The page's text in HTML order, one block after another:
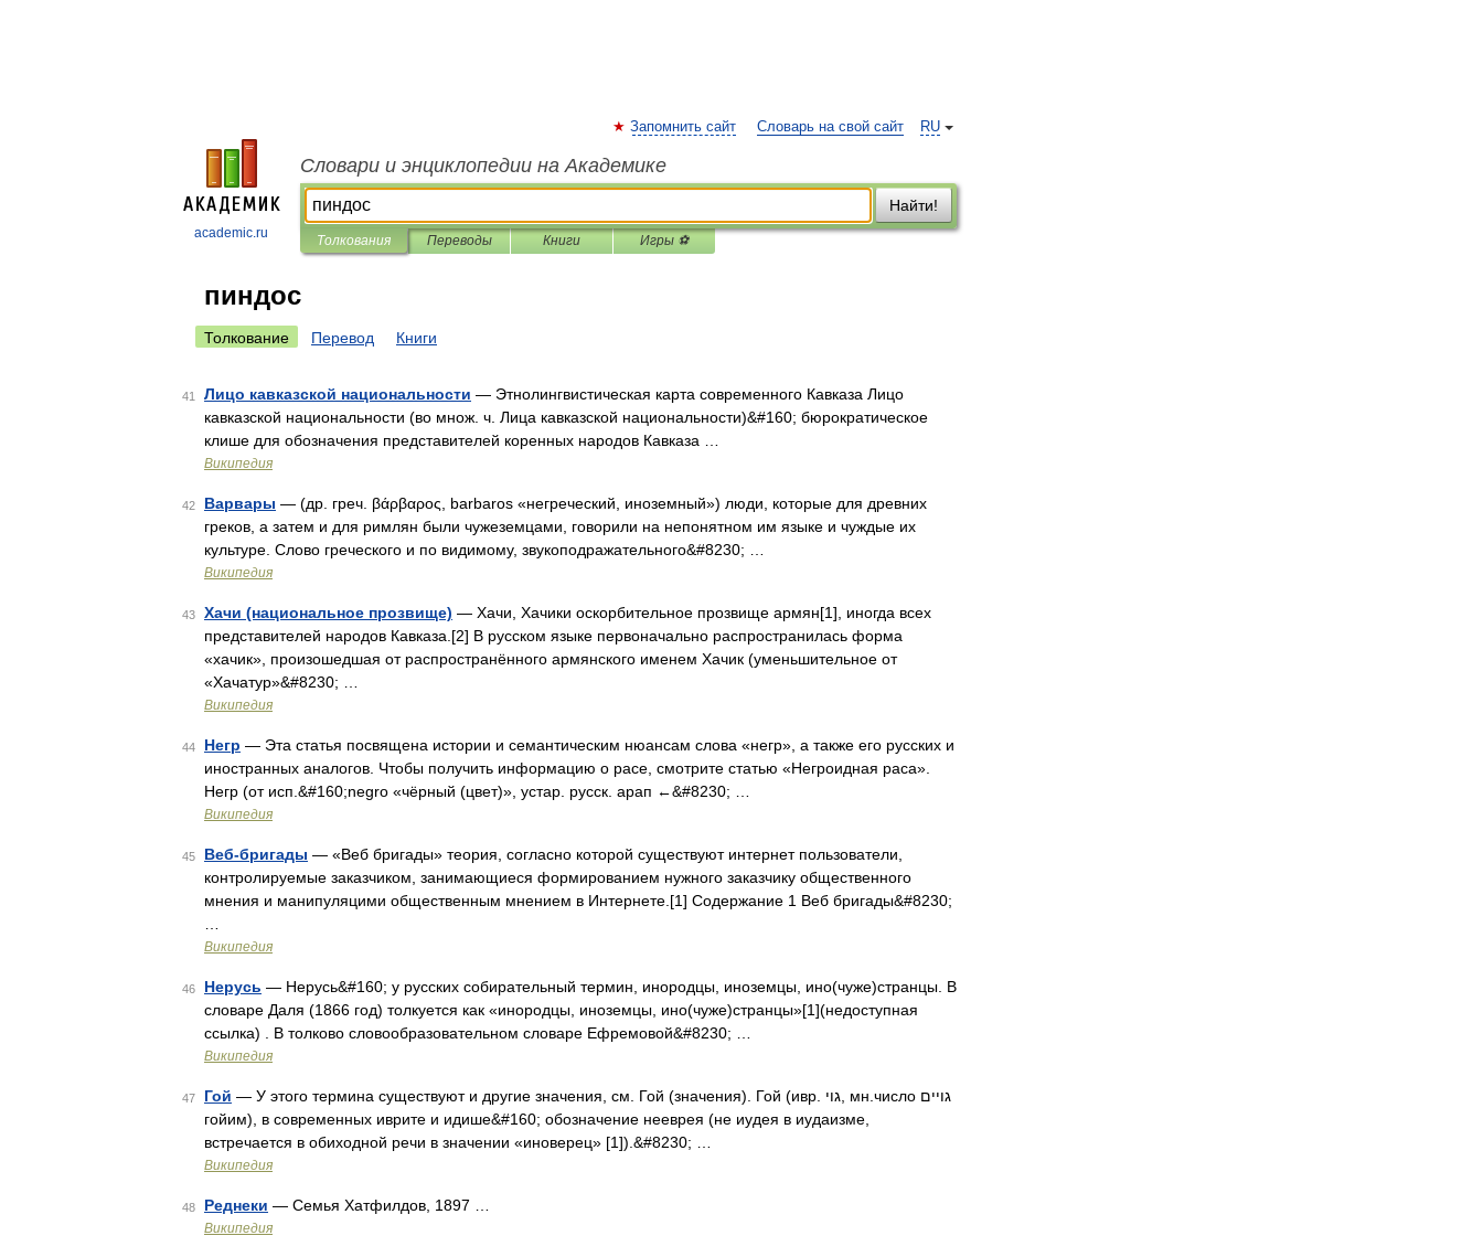
academic.ru
RU
Запомнить сайт Словарь на свой сайт
Словари и энциклопедии на Академике
Найти!
Толкования Переводы Книги Игры ⚽
пиндос
Толкование Перевод Книги
41 Лицо кавказской национальности — Этнолингвистическая карта современного Кавказа Лицо
кавказской национальности (во множ. ч. Лица кавказской национальности)&#160; бюрократическое
клише для обозначения представителей коренных народов Кавказа …
Википедия
42 Варвары — (др. греч. βάρβαρος, barbaros «негреческий, иноземный») люди, которые для древних
греков, а затем и для римлян были чужеземцами, говорили на непонятном им языке и чуждые их
культуре. Слово греческого и по видимому, звукоподражательного&#8230; …
Википедия
43 Хачи (национальное прозвище) — Хачи, Хачики оскорбительное прозвище армян[1], иногда всех
представителей народов Кавказа.[2] В русском языке первоначально распространилась форма
«хачик», произошедшая от распространённого армянского именем Хачик (уменьшительное от
«Хачатур»&#8230; …
Википедия
44 Негр — Эта статья посвящена истории и семантическим нюансам слова «негр», а также его русских и
иностранных аналогов. Чтобы получить информацию о расе, смотрите статью «Негроидная раса».
Негр (от исп.&#160;negro «чёрный (цвет)», устар. русск. арап ←&#8230; …
Википедия
45 Веб-бригады — «Веб бригады» теория, согласно которой существуют интернет пользователи,
контролируемые заказчиком, занимающиеся формированием нужного заказчику общественного
мнения и манипуляцими общественным мнением в Интернете.[1] Содержание 1 Веб бригады&#8230;
Википедия
46 Нерусь — Нерусь&#160; у русских собирательный термин, инородцы, иноземцы, ино(чуже)странцы. В
словаре Даля (1866 год) толкуется как «инородцы, иноземцы, ино(чуже)странцы»[1](недоступная
ссылка) . В толково словообразовательном словаре Ефремовой&#8230; …
Википедия
47 Гой — У этого термина существуют и другие значения, см. Гой (значения). Гой (ивр. גוי‎, мн.число גויים
гойим), в современных иврите и идише&#160; обозначение нееврея (не иудея в иудаизме,
встречается в обиходной речи в значении «иноверец» [1]).&#8230; …
Википедия
48 Реднеки — Семья Хатфилдов, 1897 …
Википедия